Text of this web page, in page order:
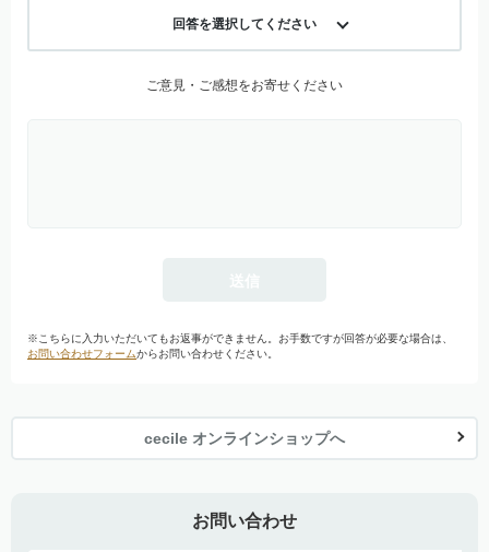
回答を選択してください
ご意見・ご感想をお寄せください
※こちらに入力いただいてもお返事ができません。お手数ですが回答が必要な場合は、
お問い合わせフォームからお問い合わせください。
cecile オンラインショップへ
お問い合わせ